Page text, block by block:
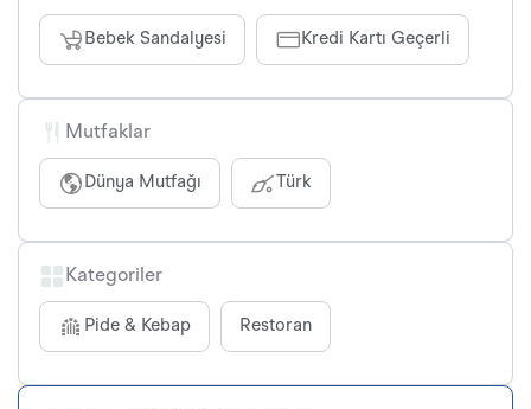
Bebek Sandalyesi Kredi Kartı Geçerli
Mutfaklar
Dünya Mutfağı Türk
Kategoriler
Pide & Kebap Restoran